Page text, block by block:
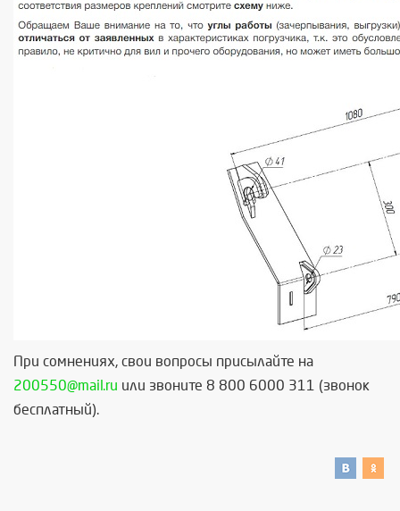
При сомнениях, свои вопросы присылайте на
200550@mail.ru или звоните 8 800 6000 311 (звонок
бесплатный).